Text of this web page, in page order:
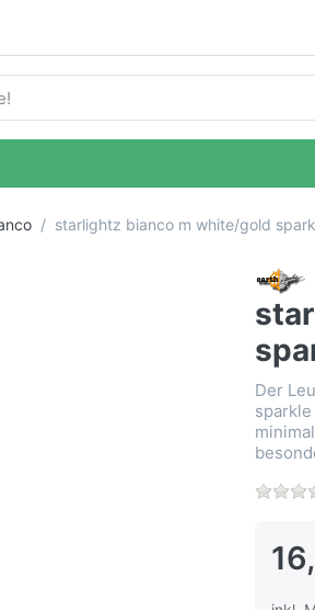
ein. Während Sie tippen,
starlightz bianco m white/gold
Der